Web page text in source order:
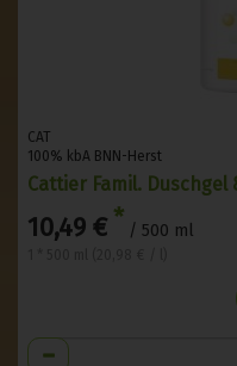
CAT
100% kbA BNN-Herst
Cattier Famil. Duschgel
10,49 € * / 500 ml
Anzahl